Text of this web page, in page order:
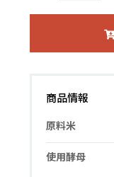
商品情報
原料米
使用酵母